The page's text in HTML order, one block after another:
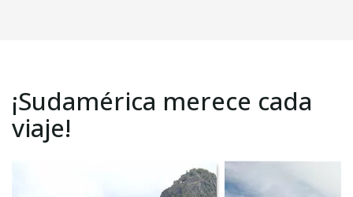
¡Sudamérica merece cada
viaje!